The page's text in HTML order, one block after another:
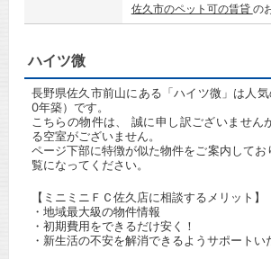
佐久市のペット可の賃貸 の
ハイツ微
長野県佐久市前山にある「ハイツ微」は人
0年築）です。
こちらの物件は、 誠に申し訳ございません
る空室がございません。
ページ下部に特徴が似た物件をご案内してお
覧になってください。
【ミニミニＦＣ佐久店に相談するメリット】
・地域最大級の物件情報
・初期費用をできるだけ安く！
・新生活の不安を解消できるようサポートい